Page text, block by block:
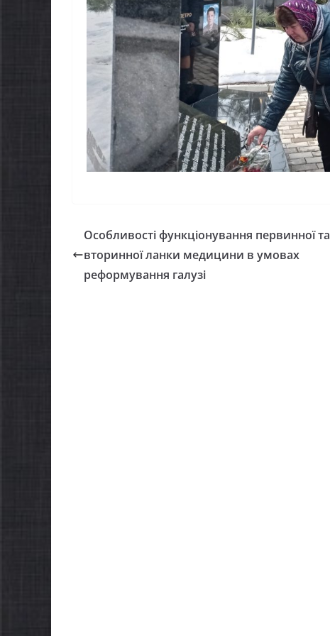
Особливості функціонування первинної та
вторинної ланки медицини в умовах
реформування галузі